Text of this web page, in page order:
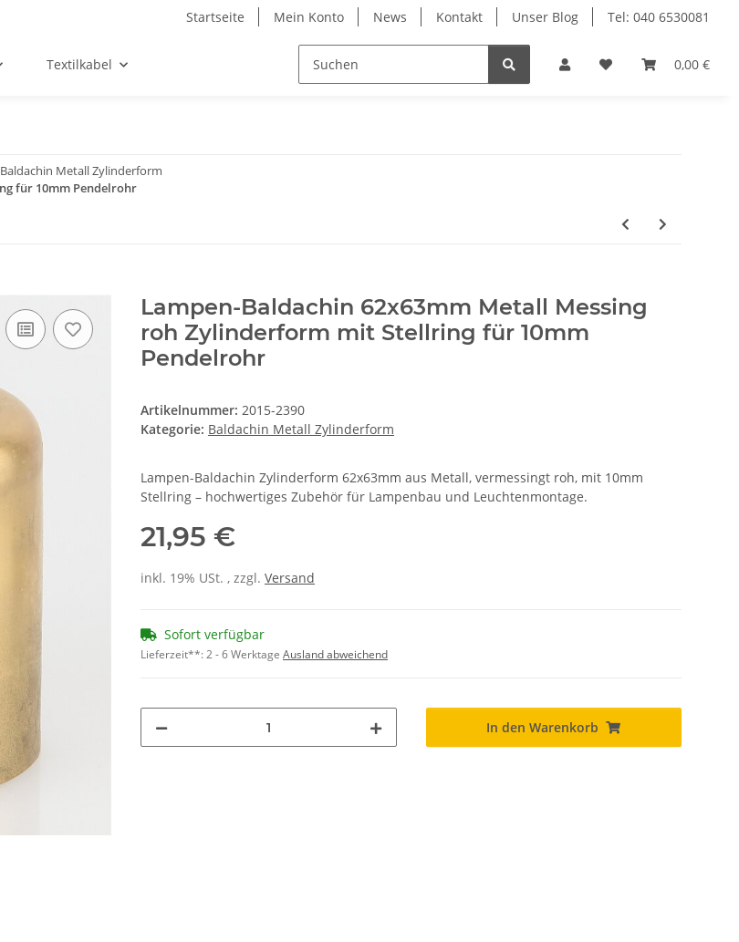
Startseite Mein Konto News Kontakt Unser Blog Tel: 040 6530081
0,00 €
Textilkabel
Baldachin Metall Zylinderform
für 10mm Pendelrohr
Lampen-Baldachin 62x63mm Metall Messing
roh Zylinderform mit Stellring für 10mm
Pendelrohr
Artikelnummer: 2015-2390
Kategorie: Baldachin Metall Zylinderform
Lampen-Baldachin Zylinderform 62x63mm aus Metall, vermessingt roh, mit 10mm
Stellring – hochwertiges Zubehör für Lampenbau und Leuchtenmontage.
21,95 €
inkl. 19% USt. , zzgl. Versand
Sofort verfügbar
Lieferzeit**:2 - 6 Werktage Ausland abweichend
In den Warenkorb